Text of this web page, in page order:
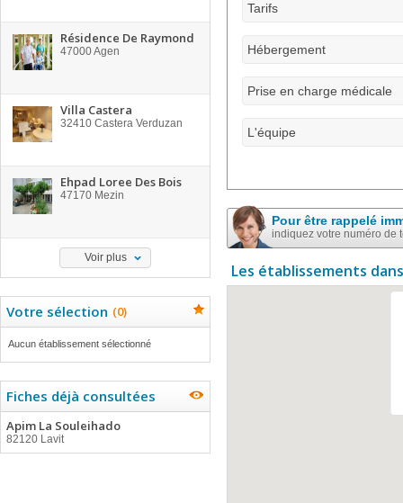
Résidence De Raymond
47000Agen
Villa Castera
32410 Castera Verduzan
Ehpad Loree Des Bois
47170 Mezin
Voir plus
Votre sélection (0)
Aucun établissement sélectionné
Fiches déjà consultées
Apim La Souleihado
82120 Lavit
Tarifs
Hébergement
Prise en charge médicale
L'équipe
Pour être rappelé
indiquez votre numéro de
Les établissements